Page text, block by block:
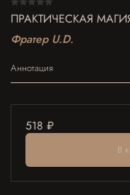
ПРАКТИЧЕСКАЯ
Фратер U.D.
Аннотация
518 ₽
В